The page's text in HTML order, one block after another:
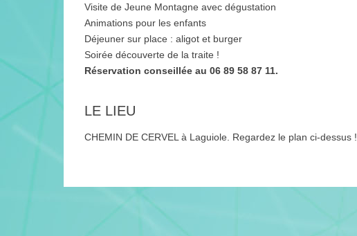
Visite de Jeune Montagne avec dégustation
Animations pour les enfants
Déjeuner sur place : aligot et burger
Soirée découverte de la traite !
Réservation conseillée au 06 89 58 87 11.
LE LIEU
CHEMIN DE CERVEL à Laguiole. Regardez le plan ci-dessus !